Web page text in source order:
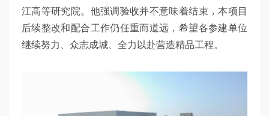
江高等研究院。他强调验收并不意味着结束，本项目
后续整改和配合工作仍任重而道远，希望各参建单位
继续努力、众志成城、全力以赴营造精品工程。